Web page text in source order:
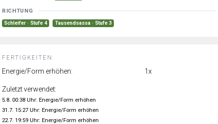
RICHTUNG
Schleifer · Stufe 4 Tausendsassa · Stufe 3
FERTIGKEITEN:
Energie/Form erhöhen: 1x
Zuletzt verwendet:
5.8. 00:38 Uhr: Energie/Form erhöhen
31.7. 15:27 Uhr: Energie/Form erhöhen
22.7. 19:59 Uhr: Energie/Form erhöhen